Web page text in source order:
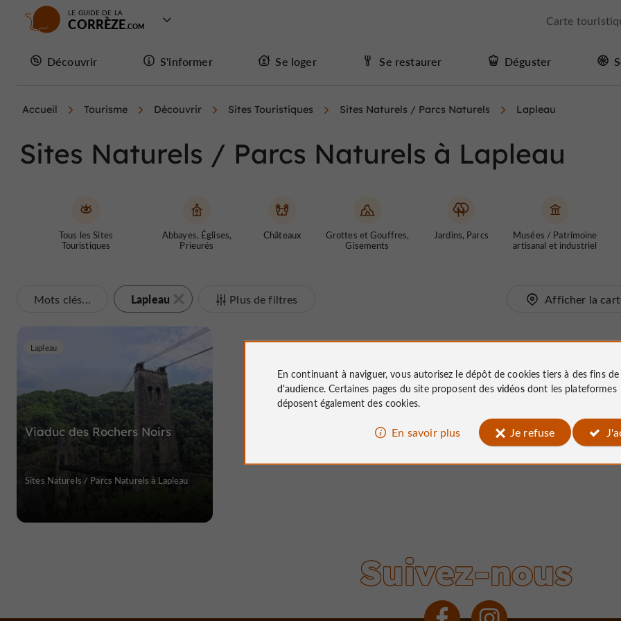
LE GUIDE DE LA
CORRÈZE Carte
Découvrir S'informer Se loger Se restaurer Déguster
Accueil Tourisme Découvrir Sites Touristiques Sites Naturels / Parcs Naturels Lapleau
Sites Naturels / Parcs Naturels à Lapleau
Tous les Sites
Touristiques
Abbayes, Églises,
Prieurés
Châteaux
Grottes et Gouffres,
Gisements
Jardins, Parcs
Musées / Patrimoine
artisanal et industriel
Mots clés... Lapleau Plus de filtres Afficher la
Viaduc des Rochers Noirs
Lapleau
Sites Naturels / Parcs Naturels à Lapleau
Suivez-nous
En continuant à naviguer, vous autorisez le dépôt de cookies tiers à des fins de
d'audience. Certaines pages du site proposent des vidéosdont les plateformes
déposent également des cookies.
En savoir plus Je refuse